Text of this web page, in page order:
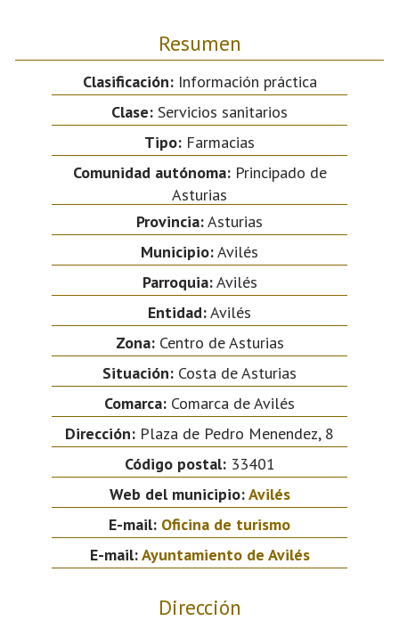
Resumen
Clasificación:Información práctica
Clase: Servicios sanitarios
Tipo: Farmacias
Comunidad autónoma:Principado de
Asturias
Provincia:Asturias
Municipio:Avilés
Parroquia:Avilés
Entidad:Avilés
Zona:Centro de Asturias
Situación: Costa de Asturias
Comarca: Comarca de Avilés
Dirección: Plaza de Pedro Menendez, 8
Código postal:33401
Web del municipio:Avilés
E-mail: Oficina de turismo
E-mail:Ayuntamiento de Avilés
Dirección